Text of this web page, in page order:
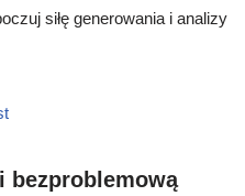
siłę generowania i analizy
bezproblemową